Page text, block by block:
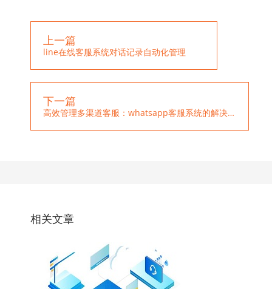
上一篇
line在线客服系统对话记录自动化管理
下一篇
高效管理多渠道客服：whatsapp客服系统的解决方案
相关文章